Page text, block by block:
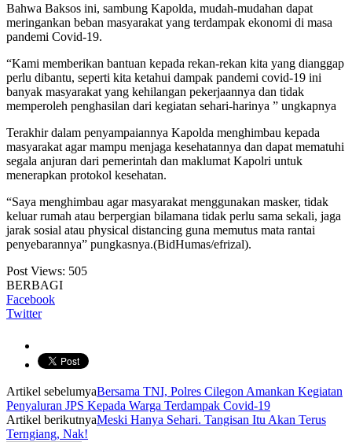
Bahwa Baksos ini, sambung Kapolda, mudah-mudahan dapat
meringankan beban masyarakat yang terdampak ekonomi di masa
pandemi Covid-19.
“Kami memberikan bantuan kepada rekan-rekan kita yang dianggap
perlu dibantu, seperti kita ketahui dampak pandemi covid-19 ini
banyak masyarakat yang kehilangan pekerjaannya dan tidak
memperoleh penghasilan dari kegiatan sehari-harinya ” ungkapnya
Terakhir dalam penyampaiannya Kapolda menghimbau kepada
masyarakat agar mampu menjaga kesehatannya dan dapat mematuhi
segala anjuran dari pemerintah dan maklumat Kapolri untuk
menerapkan protokol kesehatan.
“Saya menghimbau agar masyarakat menggunakan masker, tidak
keluar rumah atau berpergian bilamana tidak perlu sama sekali, jaga
jarak sosial atau physical distancing guna memutus mata rantai
penyebarannya” pungkasnya.(BidHumas/efrizal).
Post Views: 505
BERBAGI
Facebook
Twitter
Artikel sebelumyaBersama TNI, Polres Cilegon Amankan Kegiatan
Penyaluran JPS Kepada Warga Terdampak Covid-19
Artikel berikutnyaMeski Hanya Sehari. Tangisan Itu Akan Terus
Terngiang, Nak!